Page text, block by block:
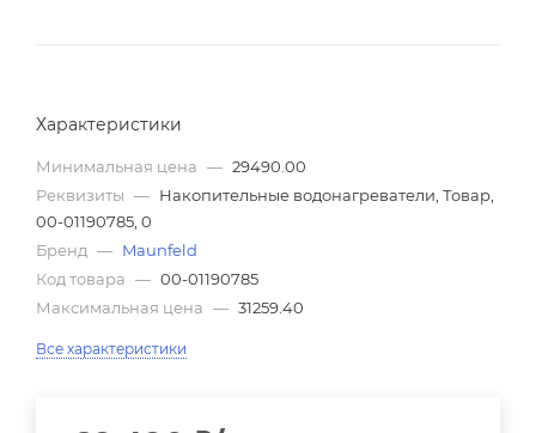
Характеристики
Минимальная цена — 29490.00
Реквизиты — Накопительные водонагреватели, Товар,
00-01190785, 0
Бренд — Maunfeld
Код товара — 00-01190785
Максимальная цена — 31259.40
Все характеристики